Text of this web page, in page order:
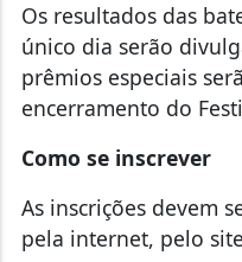
Os resultados das
único dia serão
prêmios especiais
encerramento do
Como se inscrever
As inscrições devem
pela internet, pelo